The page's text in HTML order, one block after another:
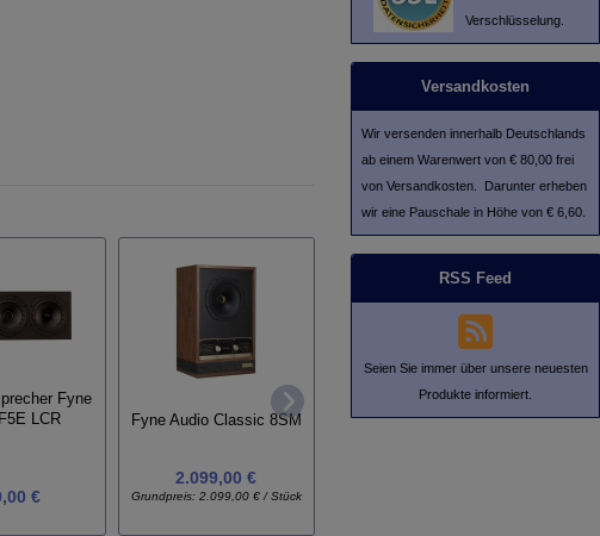
Fyne
LCR
€
Fyne Audio Classic 8SM
2.099,00 €
Grundpreis: 2.099,00 € / Stück
Verschlüsselung.
Versandkosten
Wir versenden innerhalb Deutschlands
ab einem Warenwert von € 80,00 frei
von Versandkosten. Darunter erheben
wir eine Pauschale in Höhe von € 6,60.
RSS Feed
Seien Sie immer über unsere neuesten
Produkte informiert.